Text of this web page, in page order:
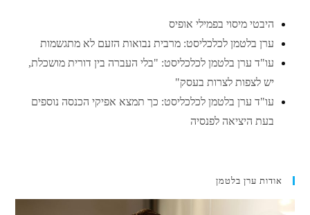
היבטי מיסוי בפמילי אופיס
ערן בלטמן לכלכליסט: מרבית נבואות הזעם לא מתגשמות
עו"ד ערן בלטמן לכלכליסט: "בלי העברה בין דורית מושכלת,
יש לצפות לצרות בעסק"
עו"ד ערן בלטמן לכלכליסט: כך תמצא אפיקי הכנסה נוספים
בעת היציאה לפנסיה
אודות ערן בלטמן